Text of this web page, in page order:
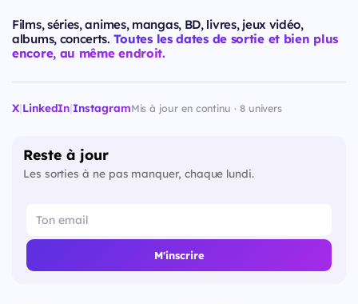
Films, séries, animes, mangas, BD, livres, jeux vidéo,
albums, concerts. Toutes les dates de sortie et bien plus
encore, au même endroit.
X|LinkedIn|InstagramMis à jour en continu · 8 univers
Reste à jour
Les sorties à ne pas manquer, chaque lundi.
M'inscrire